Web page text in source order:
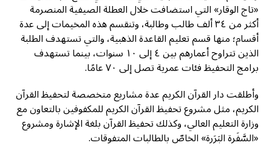
«تاج الوقار» التي استضافت خلال العطلة الصيفية المنصرمة
أكثر من ٣٤ ألف طالب وطالبة، وتنقسم هذه المخيمات إلى عدة
أقسام؛ منها قسم تعليم القاعدة الذهبية، والتي تستهدف الطلبة
الذين تتراوح أعمارهم بين ٤ إلى ١٠ سنوات، بينما تستهدف
برامج التحفيظ فئات عمرية تصل إلى ٧٠ عامًا.
وأطلقت دار القرآن الكريم عدة مشاريع متخصصة لتحفيظ القرآن
الكريم، مثل مشروع تحفيظ القرآن الكريم للمكفوفين بالتعاون مع
وزارة التعليم العالي، وكذلك تحفيظ القرآن بلغة الإشارة ومشروع
«السَّفَرة البَرَرة» الخاصّ بالطالبات المتفوقات.